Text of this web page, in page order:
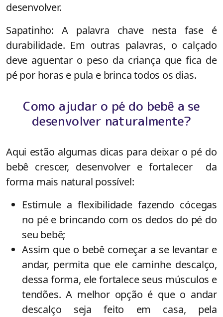
desenvolver.
Sapatinho: A palavra chave nesta fase é
durabilidade. Em outras palavras, o calçado
deve aguentar o peso da criança que fica de
pé por horas e pula e brinca todos os dias.
Como ajudar o pé do bebê a se
desenvolver naturalmente?
Aqui estão algumas dicas para deixar o pé do
bebê crescer, desenvolver e fortalecer da
forma mais natural possível:
Estimule a flexibilidade fazendo cócegas
no pé e brincando com os dedos do pé do
seu bebê;
Assim que o bebê começar a se levantar e
andar, permita que ele caminhe descalço,
dessa forma, ele fortalece seus músculos e
tendões. A melhor opção é que o andar
descalço seja feito em casa, pela